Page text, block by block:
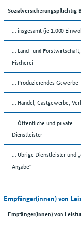
Sozialversicherungspflichtig
... insgesamt (je 1.000
... Land- und Forstwirtschaft,
Fischerei
... Produzierendes Gewerbe
... Handel, Gastgewerbe,
... Öffentliche und private
Dienstleister
... Übrige Dienstleister und
Angabe“
Empfänger(innen) von
Empfänger(innen) von